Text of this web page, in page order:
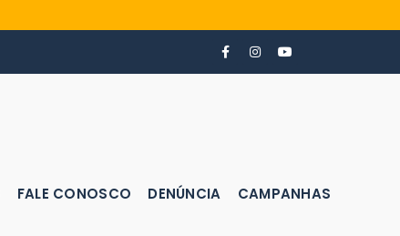
FALE CONOSCO DENÚNCIA
CAMPANHAS